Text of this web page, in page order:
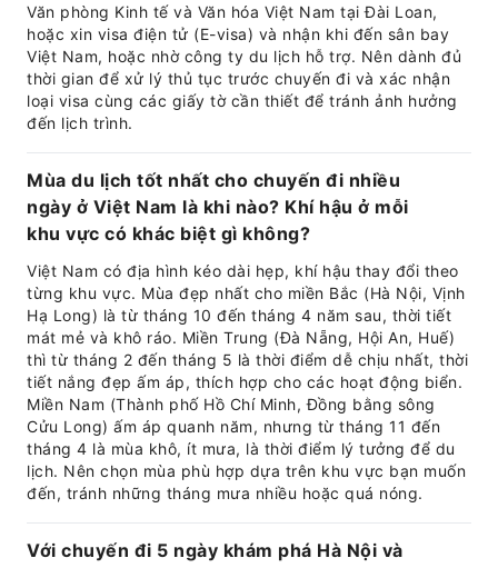
Văn phòng Kinh tế và Văn hóa Việt Nam tại Đài Loan,
hoặc xin visa điện tử (E-visa) và nhận khi đến sân bay
Việt Nam, hoặc nhờ công ty du lịch hỗ trợ. Nên dành đủ
thời gian để xử lý thủ tục trước chuyến đi và xác nhận
loại visa cùng các giấy tờ cần thiết để tránh ảnh hưởng
đến lịch trình.
Mùa du lịch tốt nhất cho chuyến đi nhiều
ngày ở Việt Nam là khi nào? Khí hậu ở mỗi
khu vực có khác biệt gì không?
Việt Nam có địa hình kéo dài hẹp, khí hậu thay đổi theo
từng khu vực. Mùa đẹp nhất cho miền Bắc (Hà Nội, Vịnh
Hạ Long) là từ tháng 10 đến tháng 4 năm sau, thời tiết
mát mẻ và khô ráo. Miền Trung (Đà Nẵng, Hội An, Huế)
thì từ tháng 2 đến tháng 5 là thời điểm dễ chịu nhất, thời
tiết nắng đẹp ấm áp, thích hợp cho các hoạt động biển.
Miền Nam (Thành phố Hồ Chí Minh, Đồng bằng sông
Cửu Long) ấm áp quanh năm, nhưng từ tháng 11 đến
tháng 4 là mùa khô, ít mưa, là thời điểm lý tưởng để du
lịch. Nên chọn mùa phù hợp dựa trên khu vực bạn muốn
đến, tránh những tháng mưa nhiều hoặc quá nóng.
Với chuyến đi 5 ngày khám phá Hà Nội và